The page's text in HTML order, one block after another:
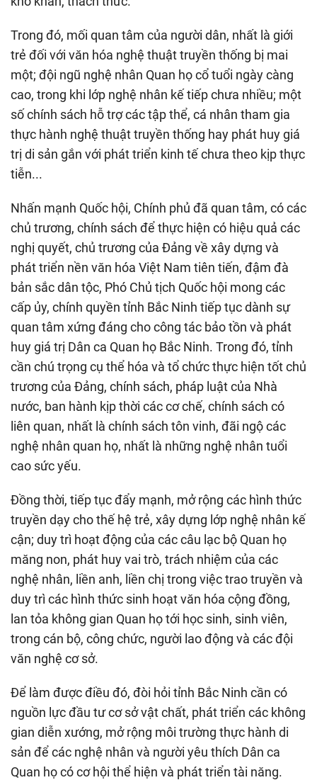
Trong đó, mối quan tâm của người dân, nhất là giới
trẻ đối với văn hóa nghệ thuật truyền thống bị mai
một; đội ngũ nghệ nhân Quan họ cổ tuổi ngày càng
cao, trong khi lớp nghệ nhân kế tiếp chưa nhiều; một
số chính sách hỗ trợ các tập thể, cá nhân tham gia
thực hành nghệ thuật truyền thống hay phát huy giá
trị di sản gắn với phát triển kinh tế chưa theo kịp thực
tiễn...
Nhấn mạnh Quốc hội, Chính phủ đã quan tâm, có các
chủ trương, chính sách để thực hiện có hiệu quả các
nghị quyết, chủ trương của Đảng về xây dựng và
phát triển nền văn hóa Việt Nam tiên tiến, đậm đà
bản sắc dân tộc, Phó Chủ tịch Quốc hội mong các
cấp ủy, chính quyền tỉnh Bắc Ninh tiếp tục dành sự
quan tâm xứng đáng cho công tác bảo tồn và phát
huy giá trị Dân ca Quan họ Bắc Ninh. Trong đó, tỉnh
cần chú trọng cụ thể hóa và tổ chức thực hiện tốt chủ
trương của Đảng, chính sách, pháp luật của Nhà
nước, ban hành kịp thời các cơ chế, chính sách có
liên quan, nhất là chính sách tôn vinh, đãi ngộ các
nghệ nhân quan họ, nhất là những nghệ nhân tuổi
cao sức yếu.
Đồng thời, tiếp tục đẩy mạnh, mở rộng các hình thức
truyền dạy cho thế hệ trẻ, xây dựng lớp nghệ nhân kế
cận; duy trì hoạt động của các câu lạc bộ Quan họ
măng non, phát huy vai trò, trách nhiệm của các
nghệ nhân, liền anh, liền chị trong việc trao truyền và
duy trì các hình thức sinh hoạt văn hóa cộng đồng,
lan tỏa không gian Quan họ tới học sinh, sinh viên,
trong cán bộ, công chức, người lao động và các đội
văn nghệ cơ sở.
Để làm được điều đó, đòi hỏi tỉnh Bắc Ninh cần có
nguồn lực đầu tư cơ sở vật chất, phát triển các không
gian diễn xướng, mở rộng môi trường thực hành di
sản để các nghệ nhân và người yêu thích Dân ca
Quan họ có cơ hội thể hiện và phát triển tài năng.